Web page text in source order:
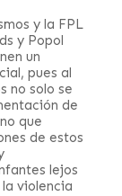
y la FPL
y Popol
un
pues al
no solo se
de
que
de estos
lejos
violencia